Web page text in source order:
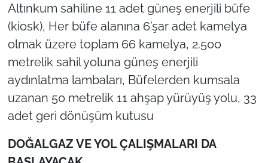
Altınkum sahiline 11 adet güneş enerjili büfe
(kiosk), Her büfe alanına 6’şar adet kamelya
olmak üzere toplam 66 kamelya, 2.500
metrelik sahil yoluna güneş enerjili
aydınlatma lambaları, Büfelerden kumsala
uzanan 50 metrelik 11 ahşap yürüyüş yolu, 33
adet geri dönüşüm kutusu
DOĞALGAZ VE YOL ÇALIŞMALARI DA